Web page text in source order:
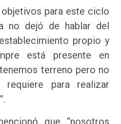
para este ciclo
no dejó de hablar del
propio y
está presente en
terreno pero no
para realizar
que “nosotros